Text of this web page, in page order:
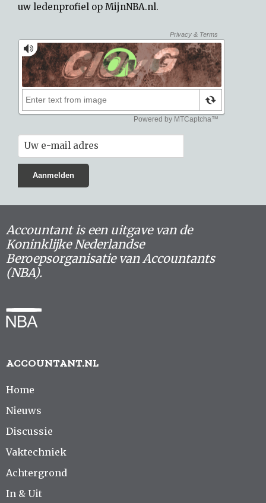
uw ledenprofiel op MijnNBA.nl.
Accountant is een uitgave van de
Koninklijke Nederlandse
Beroepsorganisatie van Accountants
(NBA).
ACCOUNTANT.NL
Home
Nieuws
Discussie
Vaktechniek
Achtergrond
In & Uit